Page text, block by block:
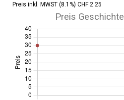
Preis inkl. MWST (8.1%) CHF 2.25
Preis Geschichte